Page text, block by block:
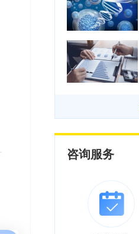
咨询服务